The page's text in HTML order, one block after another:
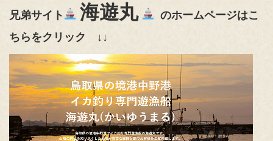
兄弟サイト 海遊丸
のホームページはこ
ちらをクリック ↓↓